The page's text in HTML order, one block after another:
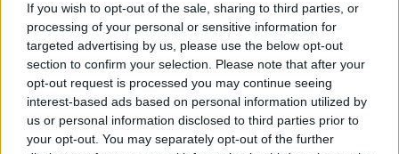
If you wish to opt-out of the sale, sharing to third parties, or
processing of your personal or sensitive information for
targeted advertising by us, please use the below opt-out
section to confirm your selection. Please note that after your
opt-out request is processed you may continue seeing
interest-based ads based on personal information utilized by
us or personal information disclosed to third parties prior to
your opt-out. You may separately opt-out of the further
A bajor dokumentumban olyan
esetről is beszámoltak, amikor a
német hatóságoknak sikerült
megakadályozniuk egy olyan